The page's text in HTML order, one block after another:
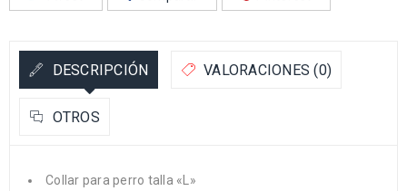
DESCRIPCIÓN VALORACIONES (0)
OTROS
Collar para perro talla «L»